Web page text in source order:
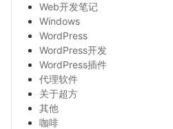
Web开发笔记
Windows
WordPress
WordPress开发
WordPress插件
代理软件
关于超方
其他
咖啡